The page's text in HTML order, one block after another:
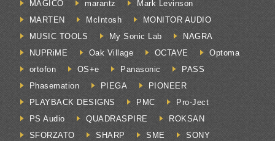
MAGICO
marantz
Mark Levinson
MARTEN
McIntosh
MONITOR AUDIO
MUSIC TOOLS
My Sonic Lab
NAGRA
NUPRiME
Oak Village OCTAVE
Optoma
ortofon
OS+e Panasonic
PASS
Phasemation
PIEGA
PIONEER
PLAYBACK DESIGNS
PMC
Pro-Ject
PS Audio
QUADRASPIRE
ROKSAN
SFORZATO
SHARP SME
SONY